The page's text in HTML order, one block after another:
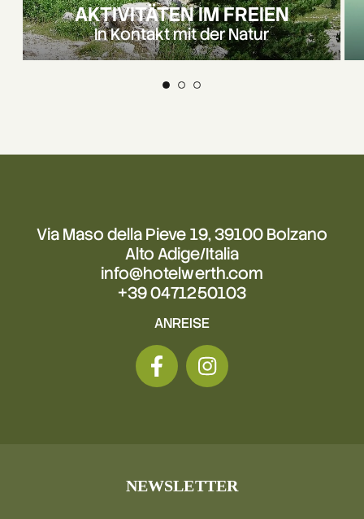
AKTIVITÄTEN IM FREIEN
In Kontakt mit der Natur
Via Maso della Pieve 19, 39100 Bolzano
Alto Adige/Italia
info@hotelwerth.com
+39 0471250103
ANREISE
NEWSLETTER